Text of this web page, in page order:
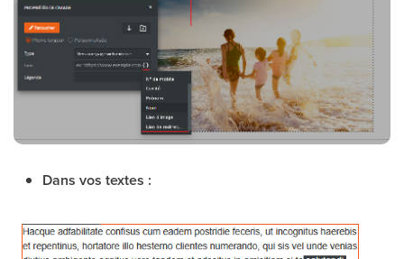
Dans vos textes :